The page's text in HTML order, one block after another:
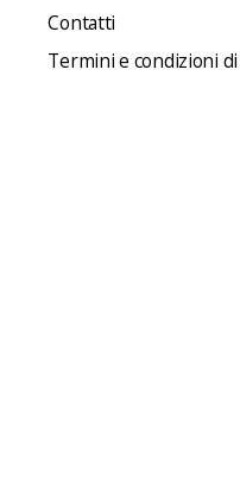
Contatti
Termini e condizioni